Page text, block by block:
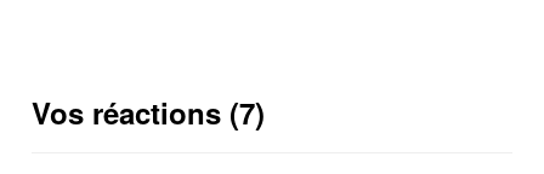
Vos réactions (7)